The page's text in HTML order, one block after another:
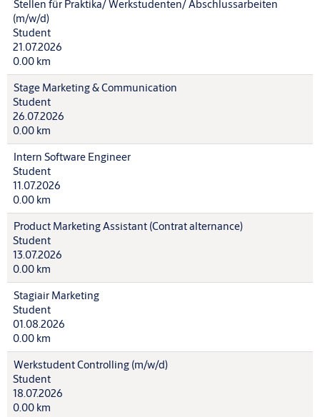
Stellen für Praktika/ Werkstudenten/ Abschlussarbeiten
(m/w/d)
Student
21.07.2026
0.00 km
Stage Marketing & Communication
Student
26.07.2026
0.00 km
Intern Software Engineer
Student
11.07.2026
0.00 km
Product Marketing Assistant (Contrat alternance)
Student
13.07.2026
0.00 km
Stagiair Marketing
Student
01.08.2026
0.00 km
Werkstudent Controlling (m/w/d)
Student
18.07.2026
0.00 km